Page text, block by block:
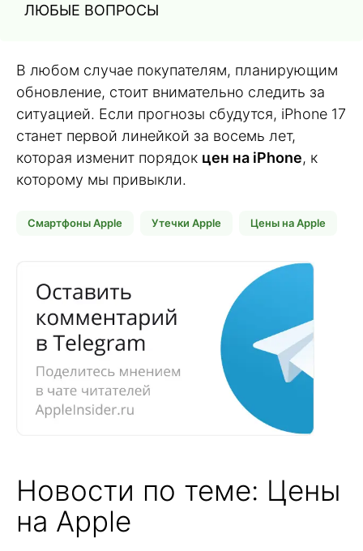
ЛЮБЫЕ ВОПРОСЫ
В любом случае покупателям, планирующим
обновление, стоит внимательно следить за
ситуацией. Если прогнозы сбудутся, iPhone 17
станет первой линейкой за восемь лет,
которая изменит порядок цен на iPhone, к
которому мы привыкли.
Смартфоны Apple Утечки Apple Цены на Apple
Новости по теме: Цены
на Apple